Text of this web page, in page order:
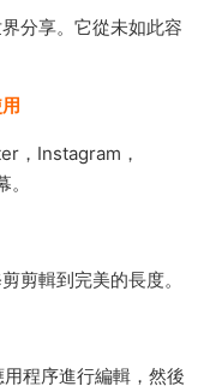
分享。它從未如此容
，Instagram，
剪輯到完美的長度。
程序進行編輯，然後